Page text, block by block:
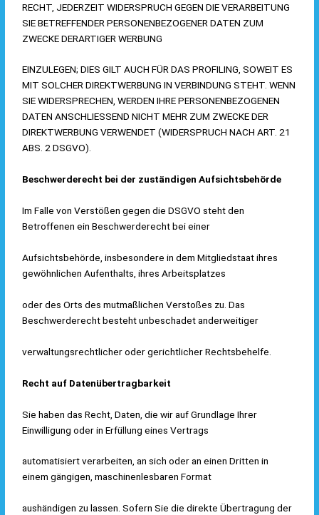
RECHT, JEDERZEIT WIDERSPRUCH GEGEN DIE VERARBEITUNG
SIE BETREFFENDER PERSONENBEZOGENER DATEN ZUM
ZWECKE DERARTIGER WERBUNG
EINZULEGEN; DIES GILT AUCH FÜR DAS PROFILING, SOWEIT ES
MIT SOLCHER DIREKTWERBUNG IN VERBINDUNG STEHT. WENN
SIE WIDERSPRECHEN, WERDEN IHRE PERSONENBEZOGENEN
DATEN ANSCHLIESSEND NICHT MEHR ZUM ZWECKE DER
DIREKTWERBUNG VERWENDET (WIDERSPRUCH NACH ART. 21
ABS. 2 DSGVO).
Beschwerderecht bei der zuständigen Aufsichtsbehörde
Im Falle von Verstößen gegen die DSGVO steht den
Betroffenen ein Beschwerderecht bei einer
Aufsichtsbehörde, insbesondere in dem Mitgliedstaat ihres
gewöhnlichen Aufenthalts, ihres Arbeitsplatzes
oder des Orts des mutmaßlichen Verstoßes zu. Das
Beschwerderecht besteht unbeschadet anderweitiger
verwaltungsrechtlicher oder gerichtlicher Rechtsbehelfe.
Recht auf Datenübertragbarkeit
Sie haben das Recht, Daten, die wir auf Grundlage Ihrer
Einwilligung oder in Erfüllung eines Vertrags
automatisiert verarbeiten, an sich oder an einen Dritten in
einem gängigen, maschinenlesbaren Format
aushändigen zu lassen. Sofern Sie die direkte Übertragung der